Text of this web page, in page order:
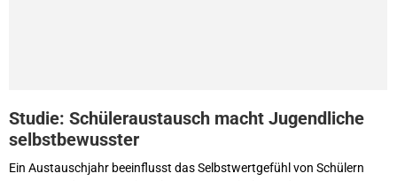
Studie: Schüleraustausch macht Jugendliche
selbstbewusster
Ein Austauschjahr beeinflusst das Selbstwertgefühl von Schülern